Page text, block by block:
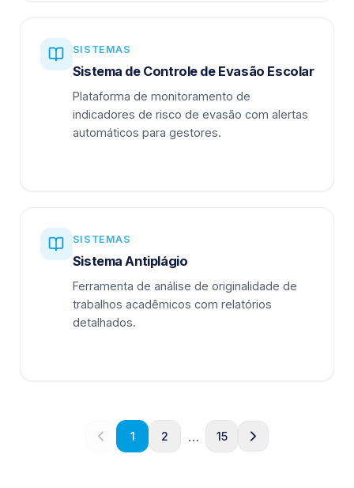
SISTEMAS
Sistema de Controle de Evasão Escolar
Plataforma de monitoramento de
indicadores de risco de evasão com alertas
automáticos para gestores.
SISTEMAS
Sistema Antiplágio
Ferramenta de análise de originalidade de
trabalhos acadêmicos com relatórios
detalhados.
1 2 … 15